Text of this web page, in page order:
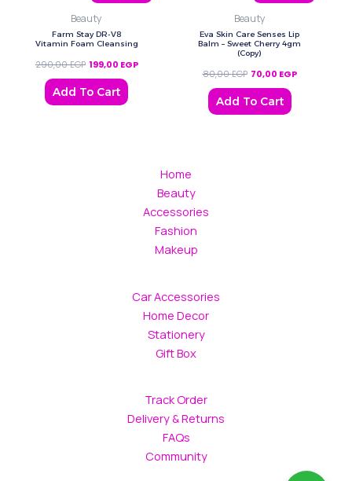
Beauty
Farm Stay DR-V8
Vitamin Foam Cleansing
290,00EGP 199,00 EGP
Add To Cart
Beauty
Eva Skin Care Senses Lip
Balm – Sweet Cherry 4gm
(Copy)
80,00EGP 70,00 EGP
Add To Cart
Home
Beauty
Accessories
Fashion
Makeup
Car Accessories
Home Decor
Stationery
Gift Box
Track Order
Delivery & Returns
FAQs
Community